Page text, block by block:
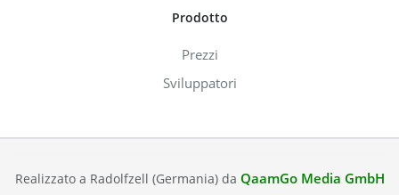
Prodotto
Prezzi
Sviluppatori
Realizzato a Radolfzell (Germania) da QaamGo Media GmbH